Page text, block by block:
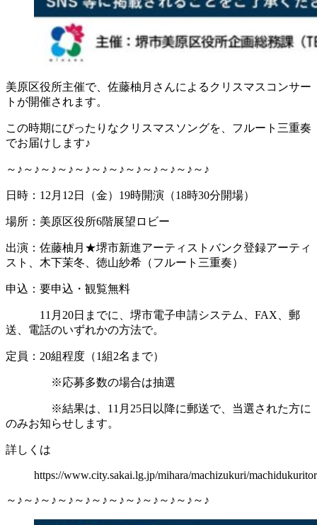
美原区役所主催で、佐藤柚月さんによるクリスマスコンサー
トが開催されます。
この時期にぴったりなクリスマスソングを、フルート三重奏
でお届けします♪
～♪～♪～♪～♪～♪～♪～♪～♪～♪～♪～♪～♪
日時：12月12日（金）19時開演（18時30分開場）
場所：美原区役所6階展望ロビー
出演：佐藤柚月★堺市新進アーティストバンク登録アーティ
スト、木下茉冬、徳山紗希（フルート三重奏）
申込：要申込・観覧無料
11月20日までに、堺市電子申請システム、FAX、郵
送、電話のいずれかの方法で。
定員：20組程度（1組2名まで）
※応募多数の場合は抽選
※結果は、11月25日以降に郵送で、当選された方に
のみお知らせします。
詳しくは
https://www.city.sakai.lg.jp/mihara/machizukuri/
～♪～♪～♪～♪～♪～♪～♪～♪～♪～♪～♪～♪